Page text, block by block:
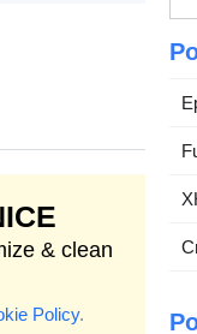
& clean
Policy.